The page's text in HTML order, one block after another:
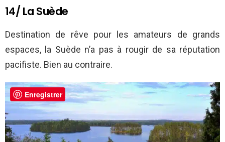
14/ La Suède
Destination de rêve pour les amateurs de grands
espaces, la Suède n’a pas à rougir de sa réputation
pacifiste. Bien au contraire.
Enregistrer